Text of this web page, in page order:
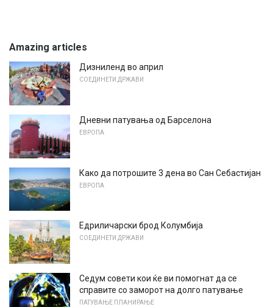
Amazing articles
Дизниленд во април
СОЕДИНЕТИ ДРЖАВИ
Дневни патувања од Барселона
ЕВРОПА
Како да потрошите 3 дена во Сан Себастијан
ЕВРОПА
Едриличарски брод Колумбија
СОЕДИНЕТИ ДРЖАВИ
Седум совети кои ќе ви помогнат да се
справите со заморот на долго патување
ПАТУВАЊЕ ПЛАНИРАЊЕ